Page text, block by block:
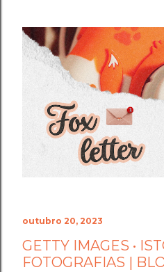
importante foi um exercício
Aprendi que quando a
verdade com um objetivo,
uma capacidade de
sabia que tinha. Foi
da minha própria força. 🦊 A
Cenário do Desafio ​Trocar
Holambra transformou o
uma experiência
sua arquitetura, suas estufas
outubro 20, 2023
GETTY IMAGES •
FOTOGRAFIAS |